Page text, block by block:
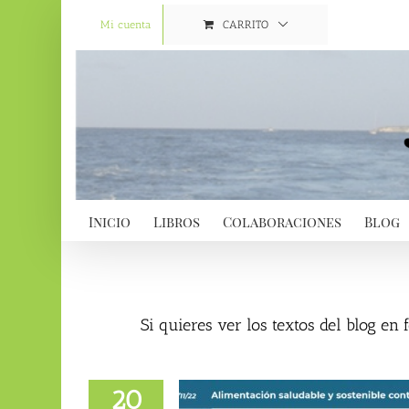
Mi cuenta CARRITO
Inicio Libros Colaboraciones Blog
Si quieres ver los textos del blog en
20